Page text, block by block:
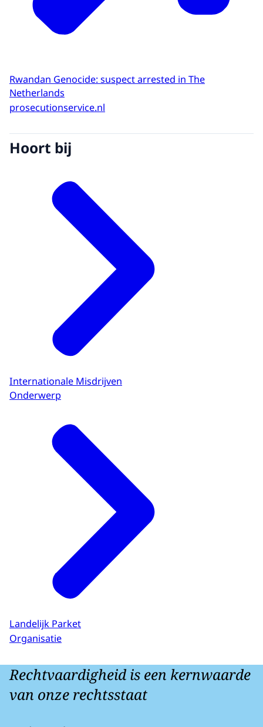
Rwandan Genocide: suspect arrested in The
Netherlands
prosecutionservice.nl
Hoort bij
Internationale Misdrijven
Onderwerp
Landelijk Parket
Organisatie
Rechtvaardigheid is een kernwaarde
van onze rechtsstaat